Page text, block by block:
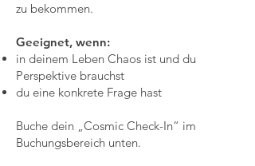
zu bekommen.
Geeignet, wenn:
in deinem Leben Chaos ist und du
Perspektive brauchst
du eine konkrete Frage hast
Buche dein „Cosmic Check-In“ im
Buchungsbereich unten.